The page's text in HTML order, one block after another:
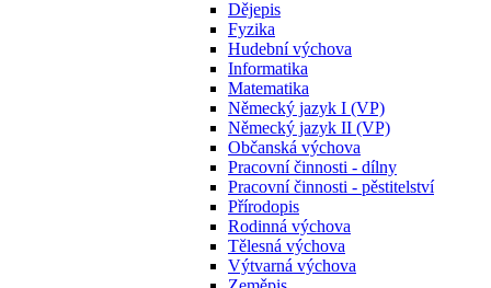
Dějepis
Fyzika
Hudební výchova
Informatika
Matematika
Německý jazyk I (VP)
Německý jazyk II (VP)
Občanská výchova
Pracovní činnosti - dílny
Pracovní činnosti - pěstitelství
Přírodopis
Rodinná výchova
Tělesná výchova
Výtvarná výchova